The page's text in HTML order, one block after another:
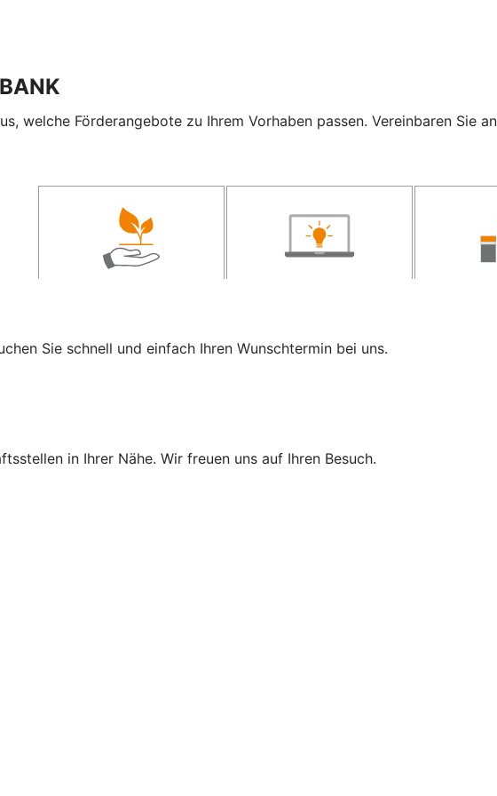
welche Förderangebote zu Ihrem Vorhaben passen. Vereinbaren Sie
Sie schnell und einfach Ihren Wunschtermin bei uns.
in Ihrer Nähe. Wir freuen uns auf Ihren Besuch.